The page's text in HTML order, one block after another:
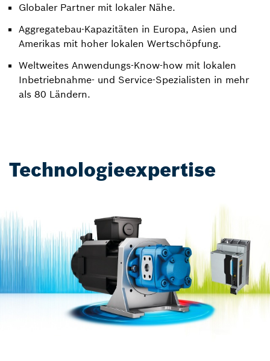
Globaler Partner mit lokaler Nähe. ​
Aggregatebau-Kapazitäten in Europa, Asien und
Amerikas mit hoher lokalen Wertschöpfung.​
Weltweites Anwendungs-Know-how mit lokalen
Inbetriebnahme- und Service-Spezialisten in mehr
als 80 Ländern.
Technologieexpertise